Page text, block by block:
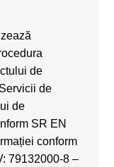
de
de
de
SR EN
conform
79132000-8 –